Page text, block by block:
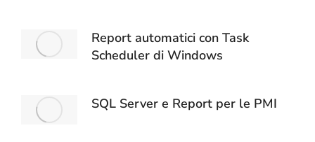
Report automatici con Task
Scheduler di Windows
SQL Server e Report per le PMI